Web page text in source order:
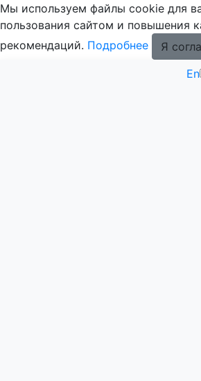
Мы используем файлы cookie для
пользования сайтом и повышения
рекомендаций. Подробнее
Я
En